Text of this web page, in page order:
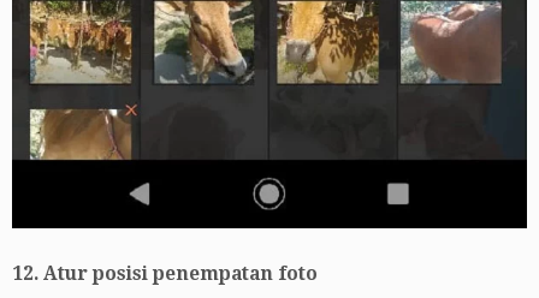
12. Atur posisi penempatan foto